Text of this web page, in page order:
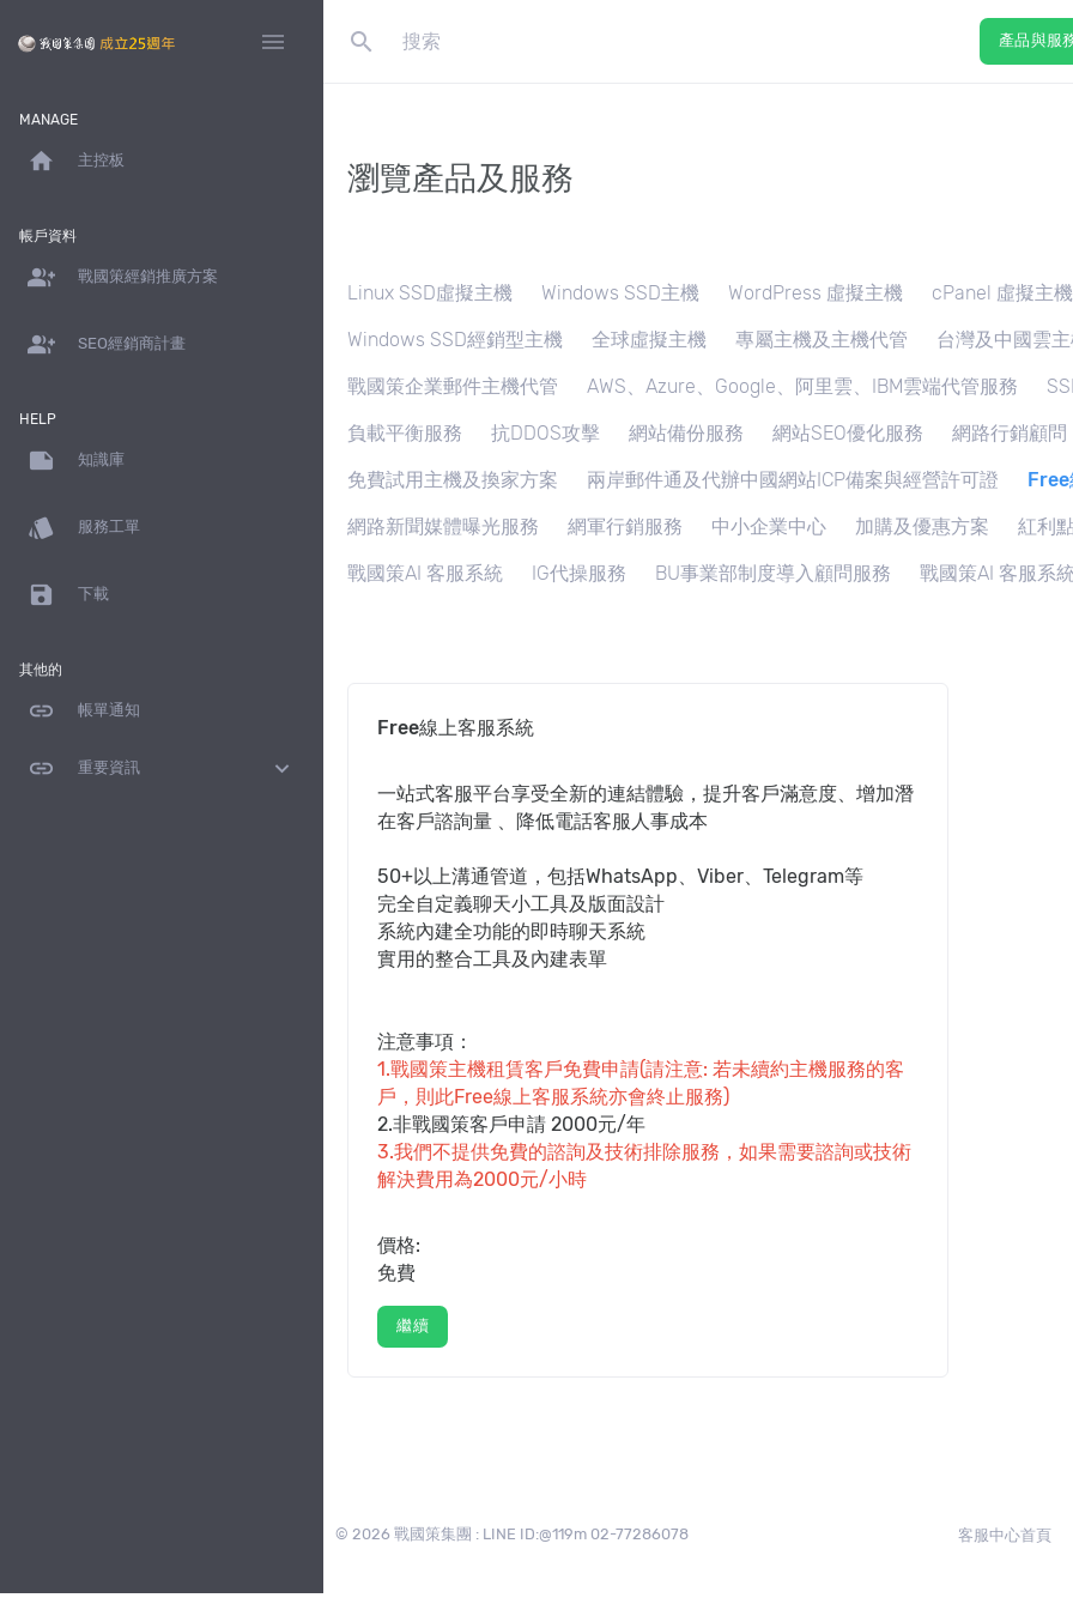
menu search 產品與服
MANAGE
home 主控板
帳戶資料
group_add 戰國策經銷推廣方案
group_add SEO經銷商計畫
HELP
note 知識庫
style 服務工單
save 下載
其他的
link 帳單通知
link 重要資訊 expand_more
瀏覽產品及服務
Linux SSD虛擬主機 Windows SSD主機 WordPress 虛擬主機 cPanel 虛擬主機
Windows SSD經銷型主機 全球虛擬主機 專屬主機及主機代管 台灣及中國雲
戰國策企業郵件主機代管 AWS、Azure、Google、阿里雲、IBM雲端代管服務
負載平衡服務 抗DDOS攻擊 網站備份服務 網站SEO優化服務 網路行銷顧問
免費試用主機及換家方案 兩岸郵件通及代辦中國網站ICP備案與經營許可證
網路新聞媒體曝光服務 網軍行銷服務 中小企業中心 加購及優惠方案 紅利
戰國策AI 客服系統 IG代操服務 BU事業部制度導入顧問服務 戰國策AI 客服系
Free線上客服系統
一站式客服平台享受全新的連結體驗，提升客戶滿意度、增加潛
在客戶諮詢量 、降低電話客服人事成本
50+以上溝通管道，包括WhatsApp、Viber、Telegram等
完全自定義聊天小工具及版面設計
系統內建全功能的即時聊天系統
實用的整合工具及內建表單
注意事項：
1.戰國策主機租賃客戶免費申請(請注意: 若未續約主機服務的客
戶，則此Free線上客服系統亦會終止服務)
2.非戰國策客戶申請 2000元/年
3.我們不提供免費的諮詢及技術排除服務，如果需要諮詢或技術
解決費用為2000元/小時
價格:
免費
繼續
© 2026 戰國策集團 : LINE ID:@119m 02-77286078 客服中心首頁